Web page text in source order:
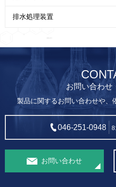
排水処理装置
お問い合わせ
製品に関するお問い合わせや、
046-251-0948
お問い合わせ